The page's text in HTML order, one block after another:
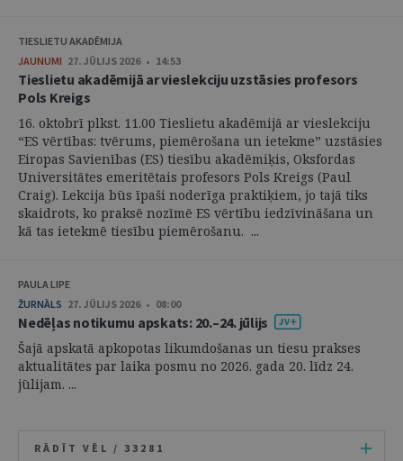
TIESLIETU AKADĒMIJA
JAUNUMI 27. JŪLIJS 2026 • 14:53
Tieslietu akadēmijā ar vieslekciju uzstāsies profesors
Pols Kreigs
16. oktobrī plkst. 11.00 Tieslietu akadēmijā ar vieslekciju
“ES vērtības: tvērums, piemērošana un ietekme” uzstāsies
Eiropas Savienības (ES) tiesību akadēmiķis, Oksfordas
Universitātes emeritētais profesors Pols Kreigs (Paul
Craig). Lekcija būs īpaši noderīga praktiķiem, jo tajā tiks
skaidrots, ko praksē nozīmē ES vērtību iedzīvināšana un
kā tas ietekmē tiesību piemērošanu. ...
PAULA LIPE
ŽURNĀLS 27. JŪLIJS 2026 • 08:00
Nedēļas notikumu apskats: 20.–24. jūlijs
Šajā apskatā apkopotas likumdošanas un tiesu prakses
aktualitātes par laika posmu no 2026. gada 20. līdz 24.
jūlijam. ...
RĀDĪT VĒL / 33281